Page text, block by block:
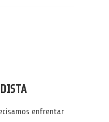
enfrentar